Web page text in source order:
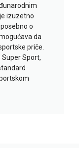
izuzetno
o
da
priče.
Super Sport,